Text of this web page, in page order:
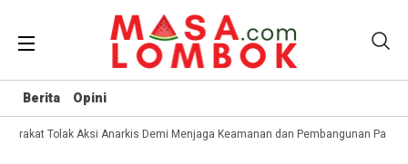
Berita Opini
Tolak Aksi Anarkis Demi Menjaga Keamanan dan Pembangunan Papua